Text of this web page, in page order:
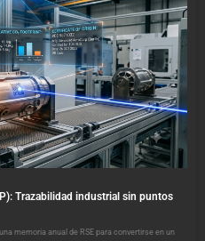
Trazabilidad industrial sin puntos
memoria anual de RSE para convertirse en un